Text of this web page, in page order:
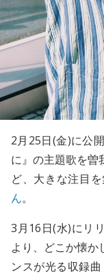
2月25日(金)に公
に』の主題歌を曽
ど、大きな注目
ん。
3月16日(水)にリ
より、どこか懐か
ンスが光る収録